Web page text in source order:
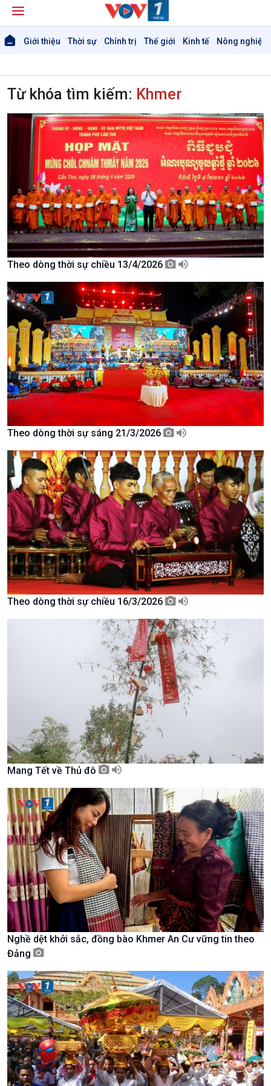
Giới thiệu Thời sự Chính trị Thế giới Kinh tế Nông nghiệp
Giới thiệu
Thời sự
Thời sự 6h
Thời sự 12h
Thời sự 18h
Thời sự 21h30
Bản tin
Chuyên mục
Theo dòng Thời sự
Chính phủ với người dân
Đảng trong cuộc sống
Nhận diện sự thật
Pháp luật và đời sống
Thế giới
Tin thế giới
Vấn đề quốc tế
Hồ sơ sự kiện quốc tế
Thế giới & Việt Nam
Biên cương - Một dải vững
bền
Kinh tế
Tin Kinh tế
Trước giờ mở cửa
Dòng chảy Kinh tế
Sức sống hàng Việt
Khởi nghiệp
Tuyên chiến với gian lận
thương mại
Nông nghiệp & Biển đảo
đảo
Mùa vàng
Biển đảo Việt Nam
Tâm tình biên giới và hải
đảo
Tìm hiểu biển, đảo Việt
Nam
Từ khóa tìm kiếm: Khmer
Theo dòng thời sự chiều 13/4/2026
Theo dòng thời sự sáng 21/3/2026
Theo dòng thời sự chiều 16/3/2026
Mang Tết về Thủ đô
Nghề dệt khởi sắc, đồng bào Khmer An Cư vững tin theo
Đảng